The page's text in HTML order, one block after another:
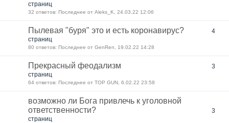
страниц
32 ответов: Последнее от Aleks_K, 24.03.22 12:06
Пылевая "буря" это и есть коронавирус?
4
страниц
80 ответов: Последнее от GenRen, 19.02.22 14:28
Прекрасный феодализм
3
страниц
64 ответов: Последнее от TOP GUN, 6.02.22 23:58
возможно ли Бога привлечь к уголовной
ответственности?
3
страниц